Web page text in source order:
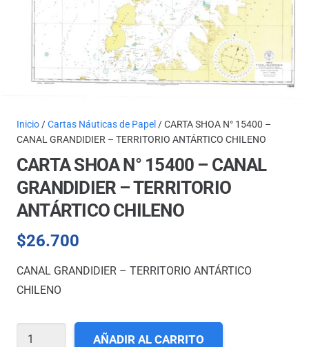
Inicio /Cartas Náuticas de Papel / CARTA SHOA N° 15400 –
CANAL GRANDIDIER – TERRITORIO ANTÁRTICO CHILENO
CARTA SHOA N° 15400 – CANAL
GRANDIDIER – TERRITORIO
ANTÁRTICO CHILENO
$26.700
CANAL GRANDIDIER – TERRITORIO ANTÁRTICO
CHILENO
CARTA
AÑADIR AL CARRITO